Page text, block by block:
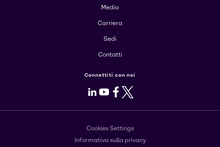
Media
Carriera
Sedi
Contatti
Connettiti con noi
LinkedIn
Youtube
Facebook
X
Cookies Settings
Informativa sulla privacy